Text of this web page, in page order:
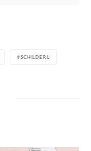
SCHILDERIJ